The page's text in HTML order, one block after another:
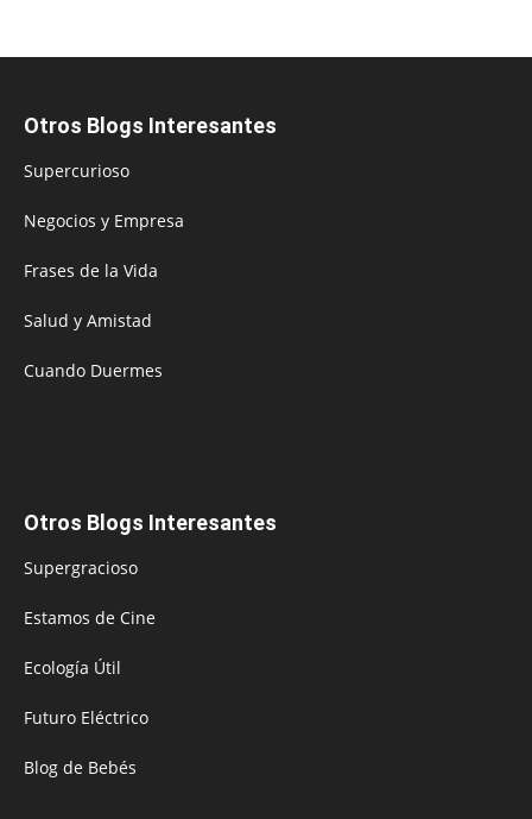
Otros Blogs Interesantes
Supercurioso
Negocios y Empresa
Frases de la Vida
Salud y Amistad
Cuando Duermes
Otros Blogs Interesantes
Supergracioso
Estamos de Cine
Ecología Útil
Futuro Eléctrico
Blog de Bebés